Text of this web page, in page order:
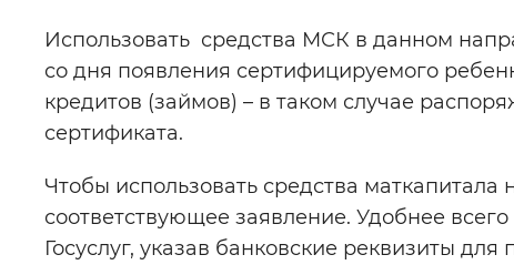
Использовать средства МСК в данном
со дня появления сертифицируемого
кредитов (займов) – в таком случае
сертификата.
Чтобы использовать средства
соответствующее заявление. Удобнее
Госуслуг, указав банковские реквизиты для